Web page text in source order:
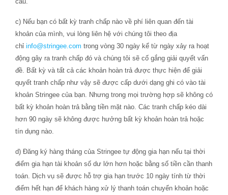
c) Nếu bạn có bất kỳ tranh chấp nào về phí liên quan đến tài
khoản của mình, vui lòng liên hệ với chúng tôi theo địa
chỉ info@stringee.com trong vòng 30 ngày kể từ ngày xảy ra hoạt
động gây ra tranh chấp đó và chúng tôi sẽ cố gắng giải quyết vấn
đề. Bất kỳ và tất cả các khoản hoàn trả được thực hiện để giải
quyết tranh chấp như vậy sẽ được cấp dưới dạng ghi có vào tài
khoản Stringee của bạn. Nhưng trong mọi trường hợp sẽ không có
bất kỳ khoản hoàn trả bằng tiền mặt nào. Các tranh chấp kéo dài
hơn 90 ngày sẽ không được hưởng bất kỳ khoản hoàn trả hoặc
tín dụng nào.
d) Đăng ký hàng tháng của Stringee tự động gia hạn nếu tại thời
điểm gia hạn tài khoản số dư lớn hơn hoặc bằng số tiền cần thanh
toán. Dịch vụ sẽ được hỗ trợ gia hạn trước 10 ngày tính từ thời
điểm hết hạn để khách hàng xử lý thanh toán chuyển khoản hoặc